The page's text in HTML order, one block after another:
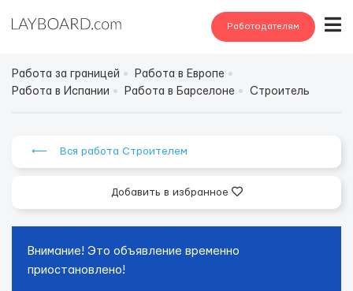
Работодателям
Работа за границей
Работа в Европе
Работа в Испании
Работа в Барселоне Строитель
⟵ Вся работа Строителем
Добавить в избранное
Внимание! Это объявление временно
приостановлено!